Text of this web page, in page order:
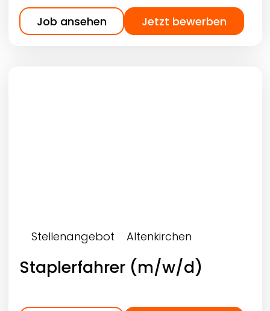
Job ansehen Jetzt bewerben
Stellenangebot Altenkirchen
Staplerfahrer (m/w/d)